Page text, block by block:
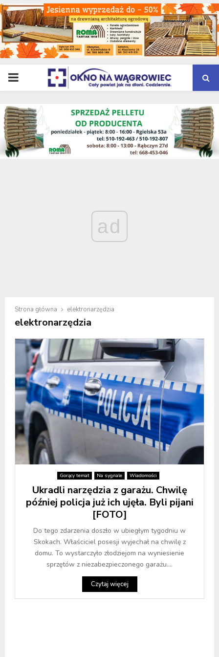
PRIMARY
MENU
ad
Strona główna elektronarzędzia
elektronarzędzia
Gorący temat Na sygnale Wiadomości
Ukradli narzędzia z garażu. Chwilę
później policja już ich ujęła. Byli pijani
[FOTO]
Do tego zdarzenia doszło w ubiegłym tygodniu w
Skokach. Właściciel posesji wyjechał na chwilę z
domu. To wystarczyło złodziejom na wyniesienie
sprzętów z niezabezpieczonego garażu....
Czytaj więcej